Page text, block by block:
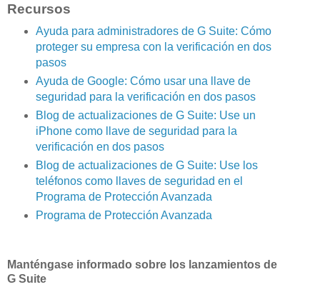
Recursos
Ayuda para administradores de G Suite: Cómo
proteger su empresa con la verificación en dos
pasos
Ayuda de Google: Cómo usar una llave de
seguridad para la verificación en dos pasos
Blog de actualizaciones de G Suite: Use un
iPhone como llave de seguridad para la
verificación en dos pasos
Blog de actualizaciones de G Suite: Use los
teléfonos como llaves de seguridad en el
Programa de Protección Avanzada
Programa de Protección Avanzada
Manténgase informado sobre los lanzamientos de
G Suite